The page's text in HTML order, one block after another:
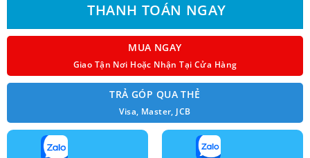
THANH TOÁN NGAY
MUA NGAY
Giao Tận Nơi Hoặc Nhận Tại Cửa Hàng
TRẢ GÓP QUA THẺ
Visa, Master, JCB